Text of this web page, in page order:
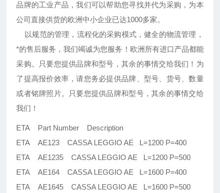
品牌的工业产品，我们可以帮助您寻找并代为采购，为本
公司直接供货的欧洲中小企业已达1000多家。
以规范的管理，流程化的采购模式，健全的物流管理，
*的售后服务，我们竭诚为您服务！欧洲所有进口产品都能
采购。只要您提供品牌和型号，其余的事情交给我们！为
了提高报价效率，请您务必提供品牌、型号、货号、数量
或者铭牌照片。只要您提供品牌和型号，其余的事情交给
我们！
ETA Part Number Description
ETA AE123 CASSA LEGGIO AE L=1200 P=400
ETA AE1235 CASSA LEGGIO AE L=1200 P=500
ETA AE164 CASSA LEGGIO AE L=1600 P=400
ETA AE1645 CASSA LEGGIO AE L=1600 P=500